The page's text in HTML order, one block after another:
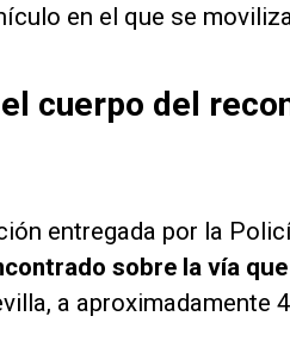
en el que se
cuerpo del
entregada por la
sobre la vía
a aproximadamente